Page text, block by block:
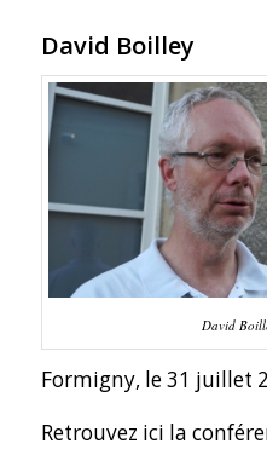
David Boilley
David
Formigny, le 31 juillet
Retrouvez ici la